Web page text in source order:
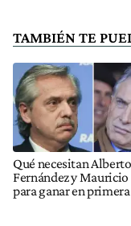
TAMBIÉN TE
Qué necesitan Alberto
Fernández y
para ganar en